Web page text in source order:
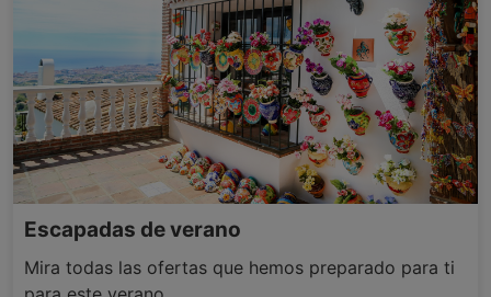
Escapadas de verano
Mira todas las ofertas que hemos preparado para ti